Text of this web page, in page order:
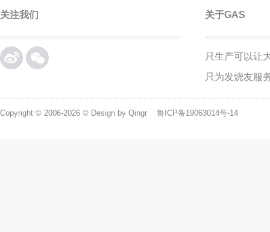
关注我们 关于GAS
只生产可以让
只为发烧友服
Copyright © 2006-2026 © Design by Qingr 鲁ICP备19063014号-14